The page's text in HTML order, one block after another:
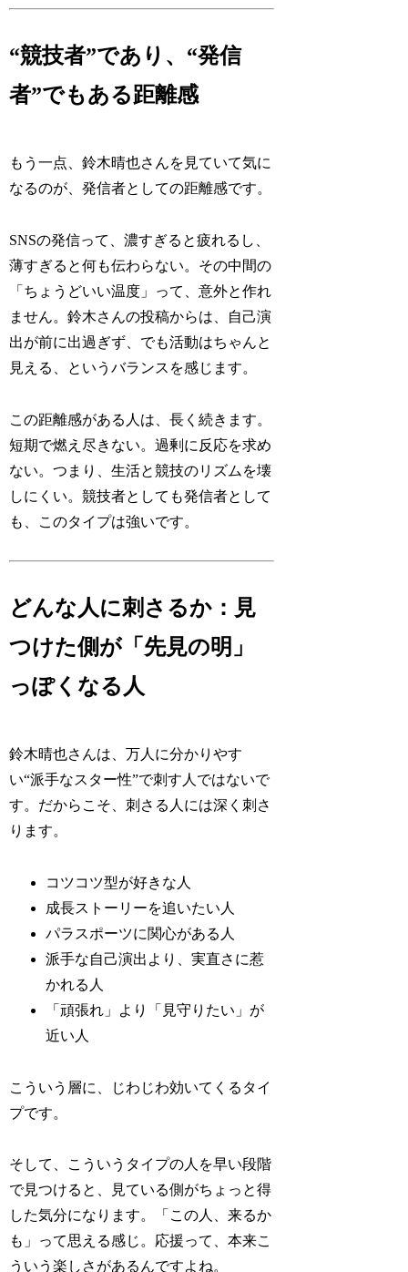
“競技者”であり、“発信
者”でもある距離感
もう一点、鈴木晴也さんを見ていて気に
なるのが、発信者としての距離感です。
SNSの発信って、濃すぎると疲れるし、
薄すぎると何も伝わらない。その中間の
「ちょうどいい温度」って、意外と作れ
ません。鈴木さんの投稿からは、自己演
出が前に出過ぎず、でも活動はちゃんと
見える、というバランスを感じます。
この距離感がある人は、長く続きます。
短期で燃え尽きない。過剰に反応を求め
ない。つまり、生活と競技のリズムを壊
しにくい。競技者としても発信者として
も、このタイプは強いです。
どんな人に刺さるか：見
つけた側が「先見の明」
っぽくなる人
鈴木晴也さんは、万人に分かりやす
い“派手なスター性”で刺す人ではないで
す。だからこそ、刺さる人には深く刺さ
ります。
コツコツ型が好きな人
成長ストーリーを追いたい人
パラスポーツに関心がある人
派手な自己演出より、実直さに惹
かれる人
「頑張れ」より「見守りたい」が
近い人
こういう層に、じわじわ効いてくるタイ
プです。
そして、こういうタイプの人を早い段階
で見つけると、見ている側がちょっと得
した気分になります。「この人、来るか
も」って思える感じ。応援って、本来こ
ういう楽しさがあるんですよね。